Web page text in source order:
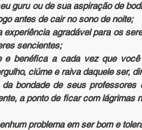
guru ou de sua aspiração de
antes de cair no sono de noite;
experiência agradável para os
sencientes;
e benéfica a cada vez que
ciúme e raiva daquele ser,
da bondade de seus
a ponto de ficar com lágrimas
problema em ser bom e